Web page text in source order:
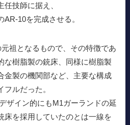
技師に据え、
10を完成させる。
祖となるもので、その特徴であ
な樹脂製の銃床、同様に樹脂製
金製の機関部など、主要な構成
ルだった。
ザイン的にもM1ガーランドの延
床を採用していたのとは一線を